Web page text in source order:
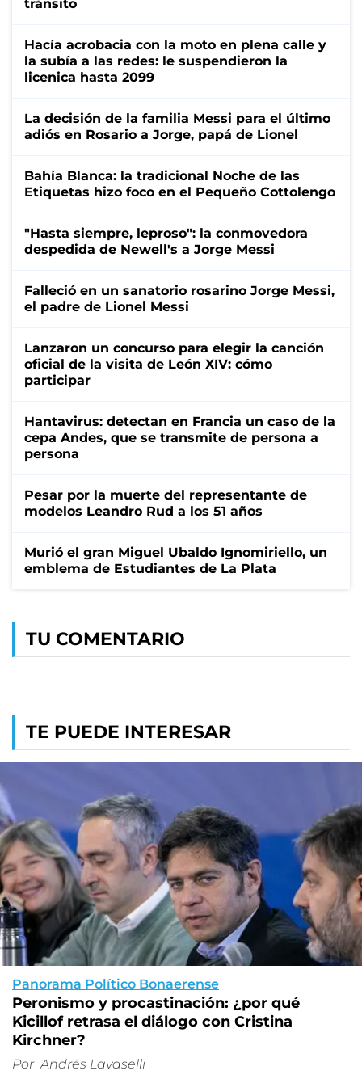
tránsito
Hacía acrobacia con la moto en plena calle y
la subía a las redes: le suspendieron la
licenica hasta 2099
La decisión de la familia Messi para el último
adiós en Rosario a Jorge, papá de Lionel
Bahía Blanca: la tradicional Noche de las
Etiquetas hizo foco en el Pequeño Cottolengo
"Hasta siempre, leproso": la conmovedora
despedida de Newell's a Jorge Messi
Falleció en un sanatorio rosarino Jorge Messi,
el padre de Lionel Messi
Lanzaron un concurso para elegir la canción
oficial de la visita de León XIV: cómo
participar
Hantavirus: detectan en Francia un caso de la
cepa Andes, que se transmite de persona a
persona
Pesar por la muerte del representante de
modelos Leandro Rud a los 51 años
Murió el gran Miguel Ubaldo Ignomiriello, un
emblema de Estudiantes de La Plata
TU COMENTARIO
TE PUEDE INTERESAR
Panorama Político Bonaerense
Peronismo y procastinación: ¿por qué
Kicillof retrasa el diálogo con Cristina
Kirchner?
Por Andrés Lavaselli